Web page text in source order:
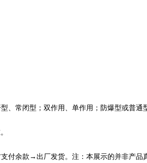
、常闭型；双作用、单作用；防爆型或普通
余款→出厂发货。注：本展示的并非产品